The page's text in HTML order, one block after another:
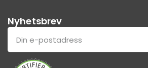
Nyhetsbrev